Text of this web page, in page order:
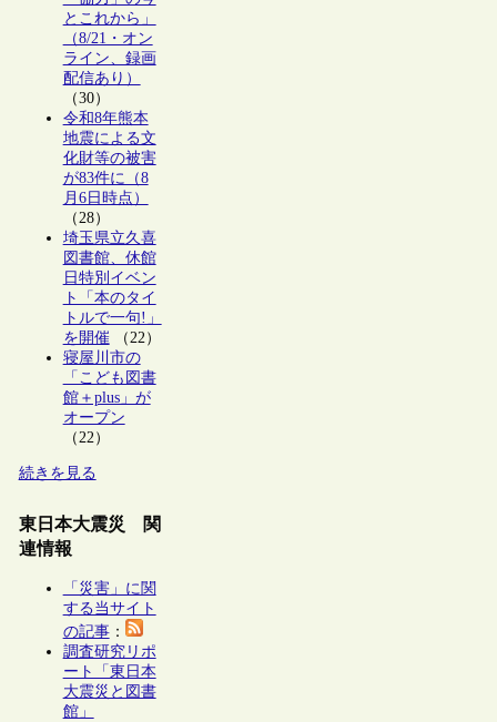
とこれから」
（8/21・オン
ライン、録画
配信あり）
（30）
令和8年熊本
地震による文
化財等の被害
が83件に（8
月6日時点）
（28）
埼玉県立久喜
図書館、休館
日特別イベン
ト「本のタイ
トルで一句!」
を開催（22）
寝屋川市の
「こども図書
館＋plus」が
オープン
（22）
続きを見る
東日本大震災 関
連情報
「災害」に関
する当サイト
の記事：
調査研究リポ
ート「東日本
大震災と図書
館」